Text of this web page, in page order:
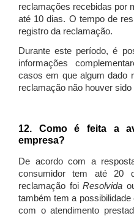
reclamações recebidas por
até 10 dias. O tempo de
registro da reclamação.
Durante este período, é
informações
casos em que algum dado
reclamação não houver sido
12. Como é feita a
empresa?
De acordo com a
consumidor tem até 20
reclamação foiResolvida
também tem a
com o atendimento